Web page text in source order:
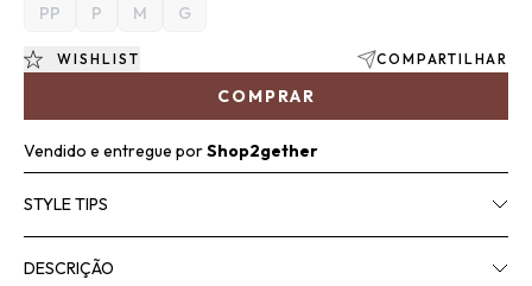
PP P M G
COMPRAR
WISHLIST COMPARTILHAR
Vendido e entregue porShop2gether
STYLE TIPS
DESCRIÇÃO